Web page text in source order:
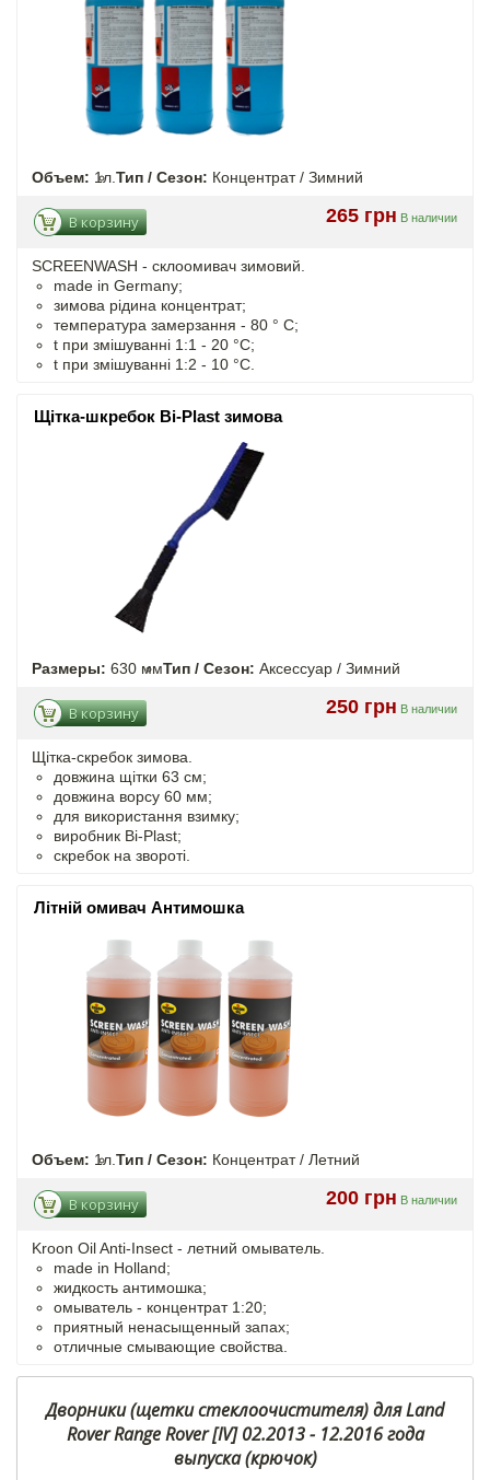
Объем: 1л. Тип / Сезон: Концентрат / Зимний
265 грн В наличии
В корзину
SCREENWASH - cклоомивач зимовий.
made in Germany;
зимова рідина концентрат;
температура замерзання - 80 ° C;
t при змішуванні 1:1 - 20 °C;
t при змішуванні 1:2 - 10 °C.
Щітка-шкребок Bi-Plast зимова
Размеры: 630 ммТип / Сезон: Аксессуар / Зимний
250 грн В наличии
В корзину
Щітка-скребок зимова.
довжина щітки 63 см;
довжина ворсу 60 мм;
для використання взимку;
виробник Bi-Plast;
скребок на звороті.
Літній омивач Антимошка
Объем: 1л. Тип / Сезон: Концентрат / Летний
200 грн В наличии
В корзину
Kroon Oil Anti-Insect - летний омыватель.
made in Holland;
жидкость антимошка;
омыватель - концентрат 1:20;
приятный ненасыщенный запах;
отличные смывающие свойства.
Дворники (щетки стеклоочистителя) для Land
Rover Range Rover [IV] 02.2013 - 12.2016 года
выпуска (крючок)